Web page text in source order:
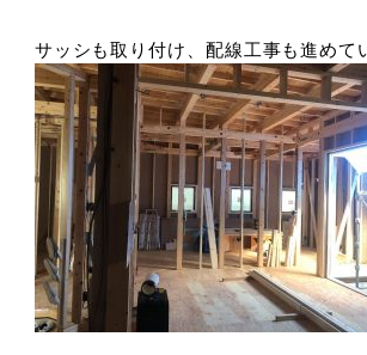
サッシも取り付け、配線工事も進めて